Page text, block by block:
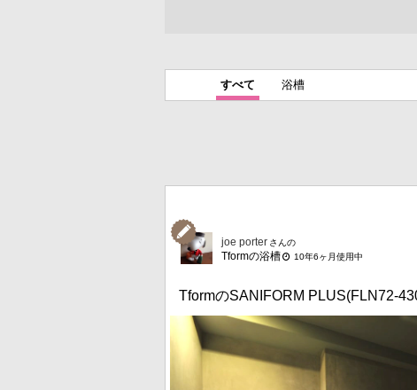
すべて 浴槽
joe porter さんの
Tformの浴槽 10年6ヶ月使用中
TformのSANIFORM PLUS(FLN72-